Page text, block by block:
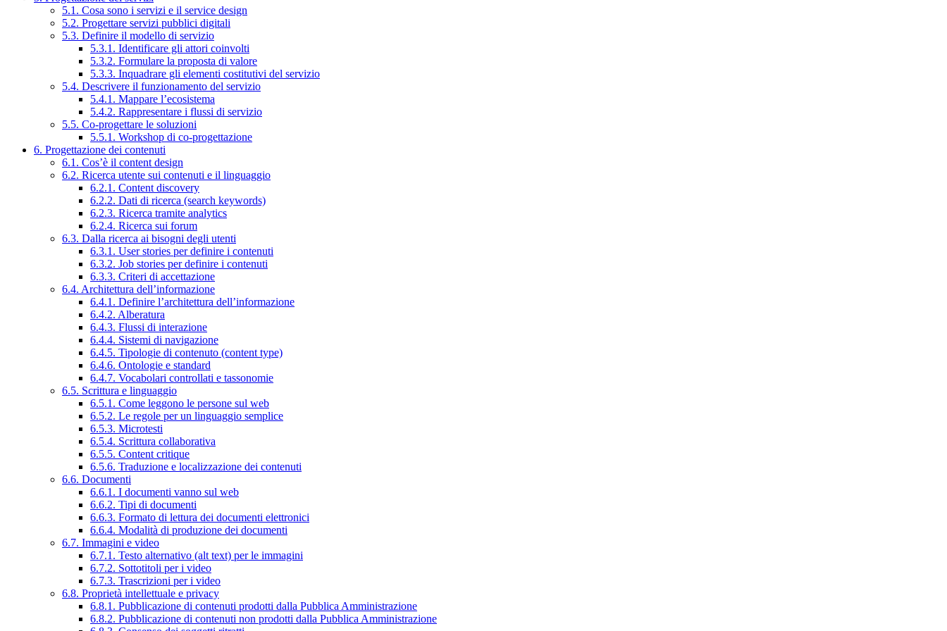
5.1. Cosa sono i servizi e il service design
5.2. Progettare servizi pubblici digitali
5.3. Definire il modello di servizio
5.3.1. Identificare gli attori coinvolti
5.3.2. Formulare la proposta di valore
5.3.3. Inquadrare gli elementi costitutivi del servizio
5.4. Descrivere il funzionamento del servizio
5.4.1. Mappare l’ecosistema
5.4.2. Rappresentare i flussi di servizio
5.5. Co-progettare le soluzioni
5.5.1. Workshop di co-progettazione
6. Progettazione dei contenuti
6.1. Cos’è il content design
6.2. Ricerca utente sui contenuti e il linguaggio
6.2.1. Content discovery
6.2.2. Dati di ricerca (search keywords)
6.2.3. Ricerca tramite analytics
6.2.4. Ricerca sui forum
6.3. Dalla ricerca ai bisogni degli utenti
6.3.1. User stories per definire i contenuti
6.3.2. Job stories per definire i contenuti
6.3.3. Criteri di accettazione
6.4. Architettura dell’informazione
6.4.1. Definire l’architettura dell’informazione
6.4.2. Alberatura
6.4.3. Flussi di interazione
6.4.4. Sistemi di navigazione
6.4.5. Tipologie di contenuto (content type)
6.4.6. Ontologie e standard
6.4.7. Vocabolari controllati e tassonomie
6.5. Scrittura e linguaggio
6.5.1. Come leggono le persone sul web
6.5.2. Le regole per un linguaggio semplice
6.5.3. Microtesti
6.5.4. Scrittura collaborativa
6.5.5. Content critique
6.5.6. Traduzione e localizzazione dei contenuti
6.6. Documenti
6.6.1. I documenti vanno sul web
6.6.2. Tipi di documenti
6.6.3. Formato di lettura dei documenti elettronici
6.6.4. Modalità di produzione dei documenti
6.7. Immagini e video
6.7.1. Testo alternativo (alt text) per le immagini
6.7.2. Sottotitoli per i video
6.7.3. Trascrizioni per i video
6.8. Proprietà intellettuale e privacy
6.8.1. Pubblicazione di contenuti prodotti dalla Pubblica Amministrazione
6.8.2. Pubblicazione di contenuti non prodotti dalla Pubblica Amministrazione